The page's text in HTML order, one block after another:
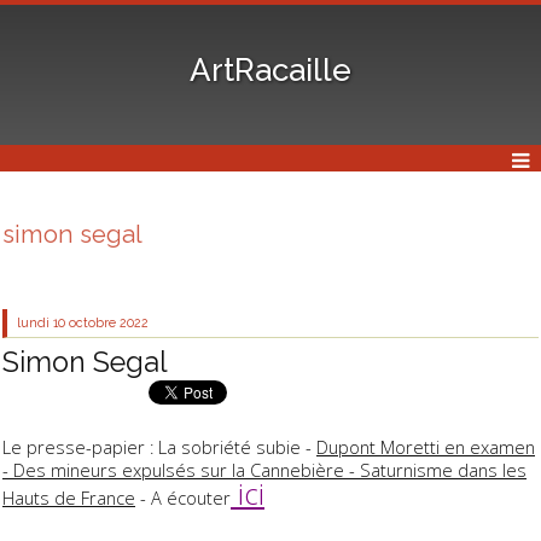
ArtRacaille
simon segal
lundi 10 octobre 2022
Simon Segal
Le presse-papier : La sobriété subie - Dupont Moretti en examen
- Des mineurs expulsés sur la Cannebière - Saturnisme dans les
Hauts de France - A écouter ici